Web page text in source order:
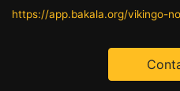
https://app.bakala.org/vikingo-